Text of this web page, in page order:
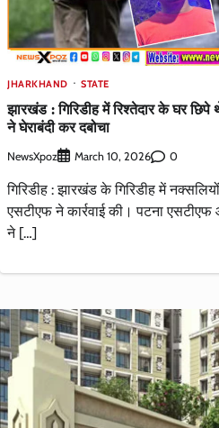
JHARKHAND STATE
झारखंड : गिरिडीह में रिश्तेदार के घर
ने घेराबंदी कर दबोचा
NewsXpoz March 10, 2026 0
गिरिडीह : झारखंड के गिरिडीह में
एसटीएफ ने कार्रवाई की। पटना
ने […]